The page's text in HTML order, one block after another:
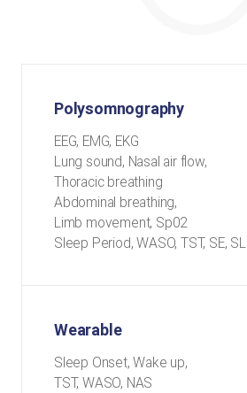
Polysomnography
EEG, EMG, EKG
Lung sound, Nasal air flow,
Thoracic breathing
Abdominal breathing,
Limb movement, Sp02
Sleep Period, WASO, TST, SE, SL
Wearable
Sleep Onset, Wake up,
TST, WASO, NAS